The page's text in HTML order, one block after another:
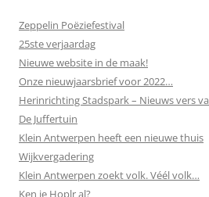
Zeppelin Poëziefestival
25ste verjaardag
Nieuwe website in de maak!
Onze nieuwjaarsbrief voor 2022…
Herinrichting Stadspark – Nieuws vers
De Juffertuin
Klein Antwerpen heeft een nieuwe thuis
Wijkvergadering
Klein Antwerpen zoekt volk. Véél volk…